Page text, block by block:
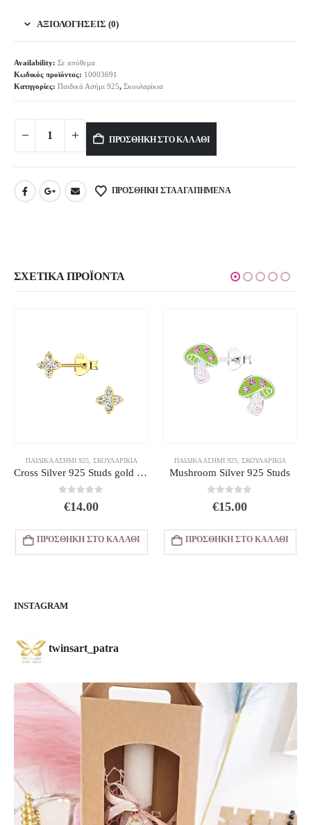
ΑΞΙΟΛΟΓΉΣΕΙΣ (0)
Availability: Σε απόθεμα
Κωδικός προϊόντος: 10003691
Κατηγορίες: Παιδικά Ασήμι 925, Σκουλαρίκια
ΠΡΟΣΘΉΚΗ ΣΤΟ ΚΑΛΆΘΙ
Alternative:
ΠΡΟΣΘΉΚΗ ΣΤΑ ΑΓΑΠΗΜΈΝΑ
ΣΧΕΤΙΚΆ ΠΡΟΪΌΝΤΑ
ΠΑΙΔΙΚΆ ΑΣΉΜΙ 925, ΣΚΟΥΛΑΡΊΚΙΑ
Cross Silver 925 Studs gold plated zirconia
€14.00
ΠΡΟΣΘΉΚΗ ΣΤΟ ΚΑΛΆΘΙ
ΠΑΙΔΙΚΆ ΑΣΉΜΙ 925, ΣΚΟΥΛΑΡΊΚΙΑ
Mushroom Silver 925 Studs
€15.00
ΠΡΟΣΘΉΚΗ ΣΤΟ ΚΑΛΆΘΙ
INSTAGRAM
twinsart_patra